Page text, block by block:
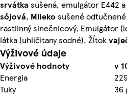
srvátka sušená, emulgátor E442
sójová, Mlieko sušené
rastlinný slnečnicový, Emulgátor
látka (uhličitany sodné), Žĺtok
Výživové údaje
Výživové hodnoty
v
Energia
Tuky
36